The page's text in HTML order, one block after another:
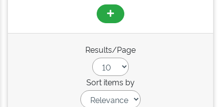
Results/Page
Sort items by